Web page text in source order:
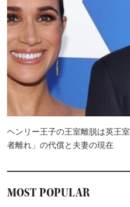
ヘンリー王子の王室離脱は英王
者離れ」の代償と夫妻の現在
MOST POPULAR